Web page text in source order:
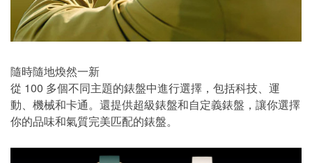
隨時隨地煥然一新
從 100 多個不同主題的錶盤中進行選擇，包括科技、運
動、機械和卡通。還提供超級錶盤和自定義錶盤，讓你選擇
你的品味和氣質完美匹配的錶盤。